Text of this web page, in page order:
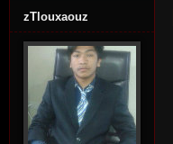
zTlouxaouz